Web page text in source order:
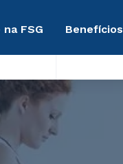
FSG Benefícios